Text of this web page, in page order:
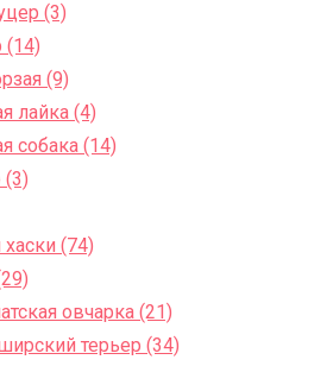
(3)
(14)
(9)
лайка (4)
собака (14)
(3)
(74)
овчарка (21)
терьер (34)